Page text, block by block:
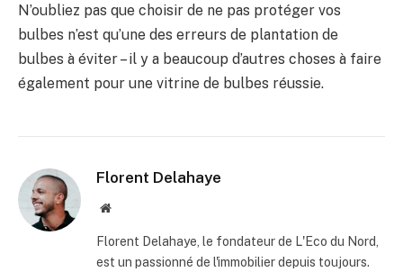
N’oubliez pas que choisir de ne pas protéger vos
bulbes n’est qu’une des erreurs de plantation de
bulbes à éviter – il y a beaucoup d’autres choses à faire
également pour une vitrine de bulbes réussie.
Florent Delahaye
Site
Florent Delahaye, le fondateur de L'Eco du Nord,
est un passionné de l'immobilier depuis toujours.